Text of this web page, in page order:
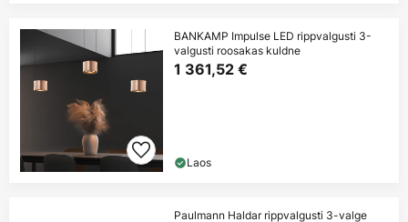
BANKAMP Impulse LED rippvalgusti 3-
valgusti roosakas kuldne
1 361,52 €
Laos
Paulmann Haldar rippvalgusti 3-valge